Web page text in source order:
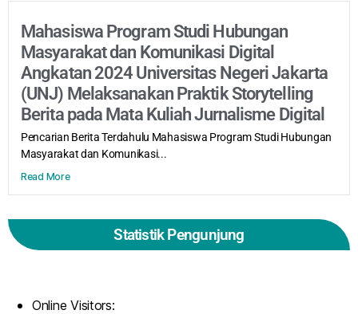
Mahasiswa Program Studi Hubungan
Masyarakat dan Komunikasi Digital
Angkatan 2024 Universitas Negeri Jakarta
(UNJ) Melaksanakan Praktik Storytelling
Berita pada Mata Kuliah Jurnalisme Digital
Pencarian Berita Terdahulu Mahasiswa Program Studi Hubungan
Masyarakat dan Komunikasi...
Read More
Statistik Pengunjung
Online Visitors: